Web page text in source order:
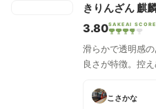
きりんざん 麒
3.80SAKEAI SCORE
滑らかで透明感
良さが特徴。控
たり、柔らかな
こさかな